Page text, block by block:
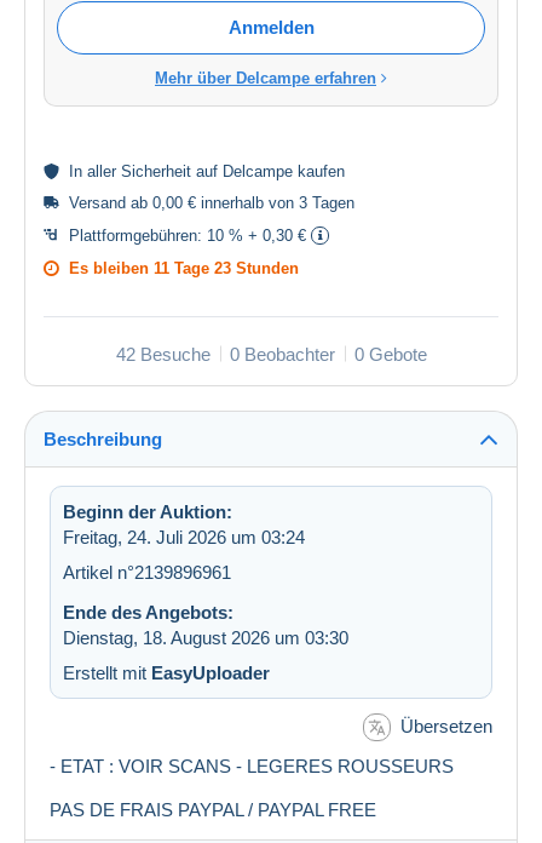
Anmelden
Mehr über Delcampe erfahren
In aller Sicherheit auf Delcampe kaufen
Versand ab 0,00 € innerhalb von 3 Tagen
Plattformgebühren: 10 % + 0,30 €
Es bleiben 11 Tage 23 Stunden
42 Besuche 0 Beobachter 0 Gebote
Beschreibung
Beginn der Auktion:
Freitag, 24. Juli 2026 um 03:24
Artikel n°2139896961
Ende des Angebots:
Dienstag, 18. August 2026 um 03:30
Erstellt mit EasyUploader
Übersetzen
- ETAT : VOIR SCANS - LEGERES ROUSSEURS
PAS DE FRAIS PAYPAL / PAYPAL FREE